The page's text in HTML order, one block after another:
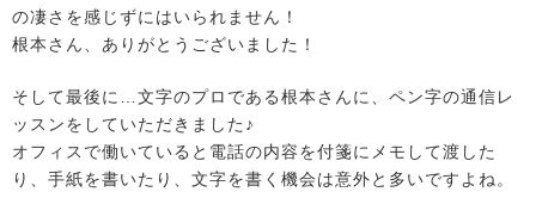
の凄さを感じずにはいられません！
根本さん、ありがとうございました！
そして最後に…文字のプロである根本さんに、ペン字の通信レ
ッスンをしていただきました♪
オフィスで働いていると電話の内容を付箋にメモして渡した
り、手紙を書いたり、文字を書く機会は意外と多いですよね。